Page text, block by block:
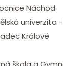
Náchod
univerzita
Králové
škola a